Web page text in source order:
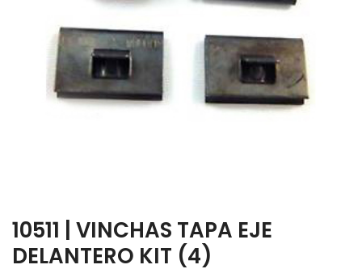
10511 | VINCHAS TAPA EJE
DELANTERO KIT (4)